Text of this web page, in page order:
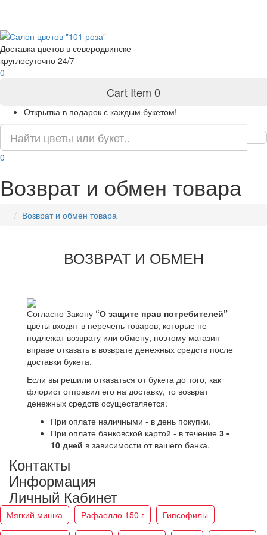
Доставка цветов в северодвинске
круглосуточно 24/7
0
Cart Item 0
Открытка в подарок с каждым букетом!
0
Возврат и обмен товара
Возврат и обмен товара
ВОЗВРАТ И ОБМЕН
Согласно Закону “О защите прав потребителей”
цветы входят в перечень товаров, которые не
подлежат возврату или обмену, поэтому магазин
вправе отказать в возврате денежных средств после
доставки букета.
Если вы решили отказаться от букета до того, как
флорист отправил его на доставку, то возврат
денежных средств осуществляется:
При оплате наличными - в день покупки.
При оплате банковской картой - в течение 3 -
10 дней в зависимости от вашего банка.
Контакты
Информация
Личный Кабинет
Мягкий мишка Рафаелло 150 г Гипсофилы